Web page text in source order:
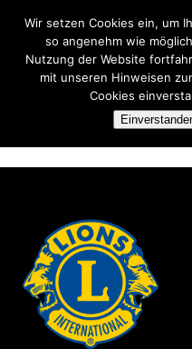
Wir setzen Cookies ein, um
so angenehm wie
Nutzung der Website
mit unseren Hinweisen
Cookies